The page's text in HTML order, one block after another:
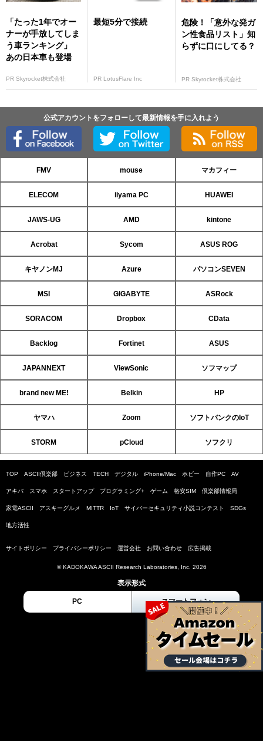
「たった1年でオー
ナーが手放してしま
う車ランキング」
あの日本車も登場
PR Skyrocket株式会社
最短5分で接続
PR LotusFlare Inc
危険！「意外な発ガ
ン性食品リスト」知
らずに口にしてる？
PR Skyrocket株式会社
公式アカウントをフォローして最新情報を手に入れよう
FMV mouse マカフィー
ELECOM iiyama PC HUAWEI
JAWS-UG AMD kintone
Acrobat Sycom ASUS ROG
キヤノンMJ Azure パソコンSEVEN
MSI GIGABYTE ASRock
SORACOM Dropbox CData
Backlog Fortinet ASUS
JAPANNEXT ViewSonic ソフマップ
brand new ME! Belkin HP
ヤマハ Zoom ソフトバンクのIoT
STORM pCloud ソフクリ
TOP ASCII倶楽部 ビジネス TECH デジタル iPhone/Mac ホビー 自作PC AV
アキバ スマホ スタートアップ プログラミング+ ゲーム 格安SIM 倶楽部情報局
家電ASCII アスキーグルメ MITTR IoT サイバーセキュリティ小説コンテスト SDGs
地方活性
サイトポリシー プライバシーポリシー 運営会社 お問い合わせ 広告掲載
© KADOKAWA ASCII Research Laboratories, Inc. 2026
表示形式
PC スマートフォン